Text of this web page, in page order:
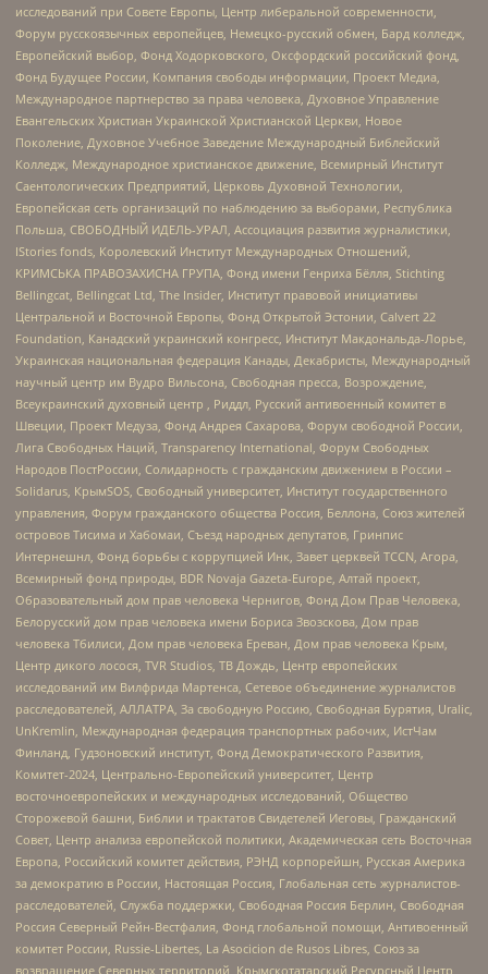
исследований при Совете Европы, Центр либеральной современности,
Форум русскоязычных европейцев, Немецко-русский обмен, Бард колледж,
Европейский выбор, Фонд Ходорковского, Оксфордский российский фонд,
Фонд Будущее России, Компания свободы информации, Проект Медиа,
Международное партнерство за права человека, Духовное Управление
Евангельских Христиан Украинской Христианской Церкви, Новое
Поколение, Духовное Учебное Заведение Международный Библейский
Колледж, Международное христианское движение, Всемирный Институт
Саентологических Предприятий, Церковь Духовной Технологии,
Европейская сеть организаций по наблюдению за выборами, Республика
Польша, СВОБОДНЫЙ ИДЕЛЬ-УРАЛ, Ассоциация развития журналистики,
IStories fonds, Королевский Институт Международных Отношений,
КРИМСЬКА ПРАВОЗАХИСНА ГРУПА, Фонд имени Генриха Бёлля, Stichting
Bellingcat, Bellingcat Ltd, The Insider, Институт правовой инициативы
Центральной и Восточной Европы, Фонд Открытой Эстонии, Calvert 22
Foundation, Канадский украинский конгресс, Институт Макдональда-Лорье,
Украинская национальная федерация Канады, Декабристы, Международный
научный центр им Вудро Вильсона, Свободная пресса, Возрождение,
Всеукраинский духовный центр , Риддл, Русский антивоенный комитет в
Швеции, Проект Медуза, Фонд Андрея Сахарова, Форум свободной России,
Лига Свободных Наций, Transparеncy International, Форум Свободных
Народов ПостРоссии, Солидарность с гражданским движением в России –
Solidarus, КрымSOS, Свободный университет, Институт государственного
управления, Форум гражданского общества Россия, Беллона, Союз жителей
островов Тисима и Хабомаи, Съезд народных депутатов, Гринпис
Интернешнл, Фонд борьбы с коррупцией Инк, Завет церквей TCCN, Агора,
Всемирный фонд природы, BDR Novaja Gazeta-Europe, Алтай проект,
Образовательный дом прав человека Чернигов, Фонд Дом Прав Человека,
Белорусский дом прав человека имени Бориса Звозскова, Дом прав
человека Тбилиси, Дом прав человека Ереван, Дом прав человека Крым,
Центр дикого лосося, TVR Studios, ТВ Дождь, Центр европейских
исследований им Вилфрида Мартенса, Сетевое объединение журналистов
расследователей, АЛЛАТРА, За свободную Россию, Свободная Бурятия, Uralic,
UnKremlin, Международная федерация транспортных рабочих, ИстЧам
Финланд, Гудзоновский институт, Фонд Демократического Развития,
Комитет-2024, Центрально-Европейский университет, Центр
восточноевропейских и международных исследований, Общество
Сторожевой башни, Библии и трактатов Свидетелей Иеговы, Гражданский
Совет, Центр анализа европейской политики, Академическая сеть Восточная
Европа, Российский комитет действия, РЭНД корпорейшн, Русская Америка
за демократию в России, Настоящая Россия, Глобальная сеть журналистов-
расследователей, Служба поддержки, Свободная Россия Берлин, Свободная
Россия Северный Рейн-Вестфалия, Фонд глобальной помощи, Антивоенный
комитет России, Russie-Libertes, La Asocicion de Rusos Libres, Союз за
возвращение Северных территорий, Крымскотатарский Ресурсный Центр,